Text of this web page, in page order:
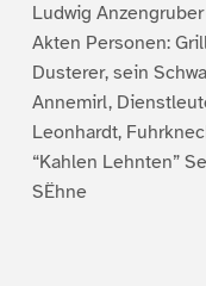
Ludwig
Akten Personen:
Dusterer, sein
Annemirl,
Leonhardt,
“Kahlen Lehnten”
SËhne